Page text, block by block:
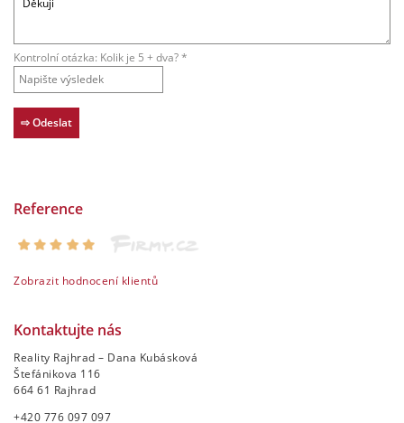
Kontrolní otázka: Kolik je 5 + dva? *
Reference
Zobrazit hodnocení klientů
Kontaktujte nás
Reality Rajhrad – Dana Kubásková
Štefánikova 116
664 61 Rajhrad
+420 776 097 097